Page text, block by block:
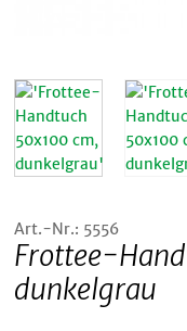
Art.-Nr.: 5556
Frottee-
dunkelgrau